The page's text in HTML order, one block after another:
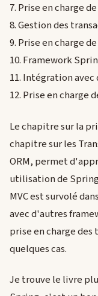
7. Prise en charge
8. Gestion des
9. Prise en charge
10. Framework
11. Intégration
12. Prise en charge
Le chapitre sur la
chapitre sur les
ORM, permet
utilisation de
MVC est survolé
avec d'autres
prise en charge
quelques cas.
Je trouve le livre